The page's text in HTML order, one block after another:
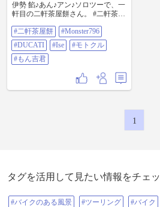
伊勢 餡♪あん♪アン♪ソロツーで、一
軒目の二軒茶屋餅さん。 #二軒茶屋
クル #もん吉君
#二軒茶屋餅
#Monster796
#DUCATI
#Ise
#モトクル
#もん吉君
1
タグを活用して見たい情報をチェ
#バイクのある風景 #ツーリング #バイク